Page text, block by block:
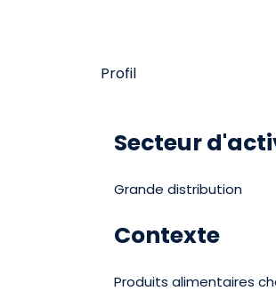
Profil
Secteur
Grande distribution
Contexte
Produits alimentaires